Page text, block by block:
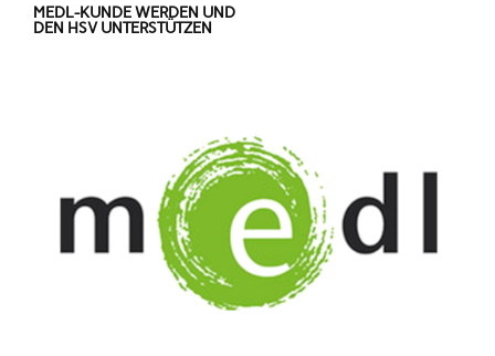
MEDL-KUNDE WERDEN UND
DEN HSV UNTERSTÜTZEN